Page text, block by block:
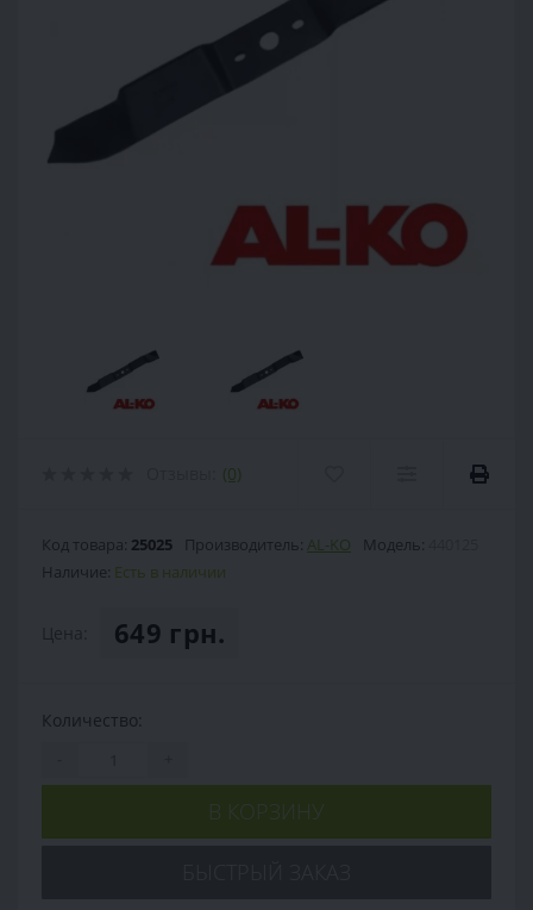
(0)
Код товара: 25025 Производитель: AL-KO Модель:
Наличие: Есть в наличии
649 грн.
Количество:
В КОРЗИНУ